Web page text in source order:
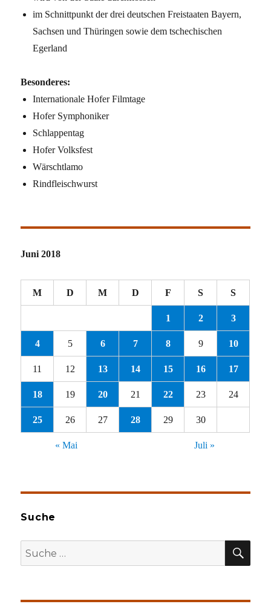
im Schnittpunkt der drei deutschen Freistaaten Bayern,
Sachsen und Thüringen sowie dem tschechischen
Egerland
Besonderes:
Internationale Hofer Filmtage
Hofer Symphoniker
Schlappentag
Hofer Volksfest
Wärschtlamo
Rindfleischwurst
Juni 2018
M D M D F S S
1 2 3
4 5 6 7 8 9 10
11 12 13 14 15 16 17
18 19 20 21 22 23 24
25 26 27 28 29 30
« Mai Juli »
Suche
Suche
nach: